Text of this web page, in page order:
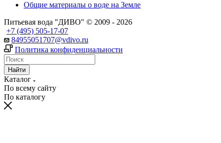
Общие материалы о воде на Земле
Питьевая вода "ДИВО" © 2009 - 2026
+7 (495) 505-17-07
84955051707@vdivo.ru
Политика конфиденциальности
Найти
Каталог
По всему сайту
По каталогу